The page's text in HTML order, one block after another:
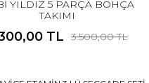
YILDIZ 5 PARÇA BOHÇA
TAKIMI
TL 3.500,00 TL